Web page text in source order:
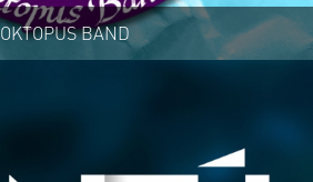
OKTOPUS BAND